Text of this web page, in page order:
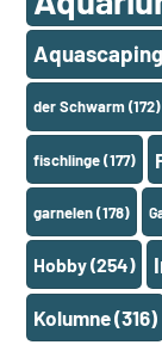
Aquascaping
der Schwarm(172)
fischlinge(177)
garnelen(178)
Hobby(254)
Kolumne(316)